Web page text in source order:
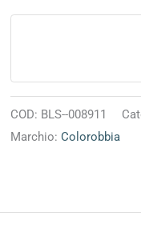
quantità
Alternative:
COD: BLS--008911
Marchio:Colorobbia